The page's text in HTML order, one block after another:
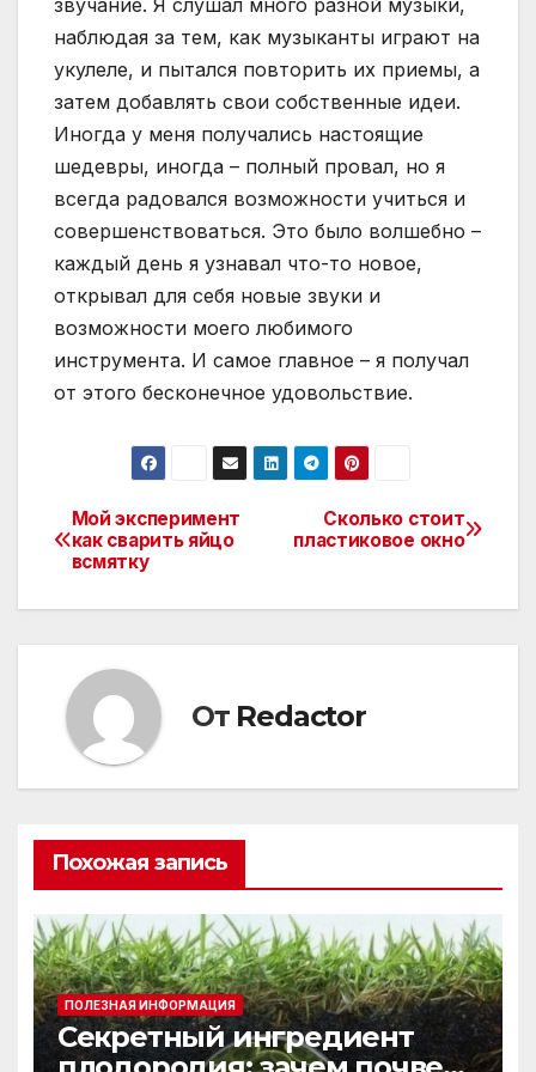
звучание. Я слушал много разной музыки,
наблюдая за тем, как музыканты играют на
укулеле, и пытался повторить их приемы, а
затем добавлять свои собственные идеи.
Иногда у меня получались настоящие
шедевры, иногда – полный провал, но я
всегда радовался возможности учиться и
совершенствоваться. Это было волшебно –
каждый день я узнавал что-то новое,
открывал для себя новые звуки и
возможности моего любимого
инструмента. И самое главное – я получал
от этого бесконечное удовольствие.
Навигация
по
Сколько стоит
пластиковое окно
Мой эксперимент
как сварить яйцо
всмятку
От Redactor
Похожая запись
ПОЛЕЗНАЯ ИНФОРМАЦИЯ
Секретный ингредиент